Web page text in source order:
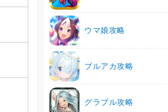
ウマ娘攻略
ブルアカ攻略
グラブル攻略